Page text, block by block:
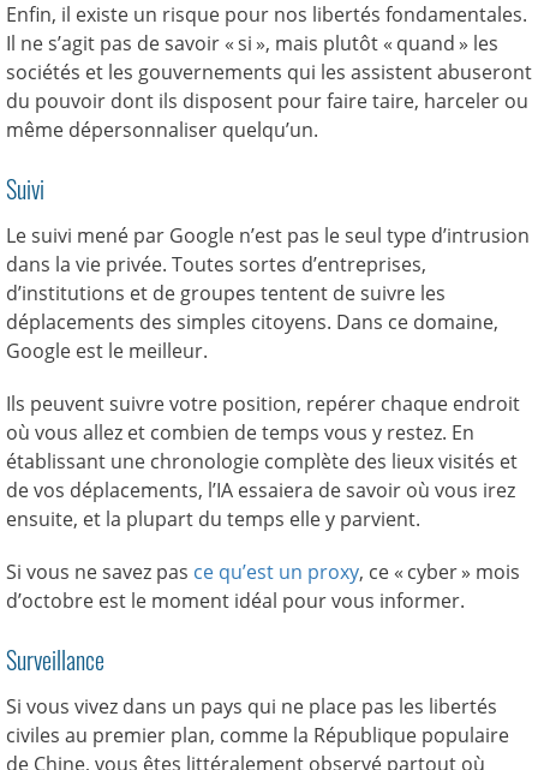
Enfin, il existe un risque pour nos libertés fondamentales.
Il ne s’agit pas de savoir « si », mais plutôt « quand » les
sociétés et les gouvernements qui les assistent abuseront
du pouvoir dont ils disposent pour faire taire, harceler ou
même dépersonnaliser quelqu’un.
Suivi
Le suivi mené par Google n’est pas le seul type d’intrusion
dans la vie privée. Toutes sortes d’entreprises,
d’institutions et de groupes tentent de suivre les
déplacements des simples citoyens. Dans ce domaine,
Google est le meilleur.
Ils peuvent suivre votre position, repérer chaque endroit
où vous allez et combien de temps vous y restez. En
établissant une chronologie complète des lieux visités et
de vos déplacements, l’IA essaiera de savoir où vous irez
ensuite, et la plupart du temps elle y parvient.
Si vous ne savez pas ce qu’est un proxy, ce « cyber » mois
d’octobre est le moment idéal pour vous informer.
Surveillance
Si vous vivez dans un pays qui ne place pas les libertés
civiles au premier plan, comme la République populaire
de Chine, vous êtes littéralement observé partout où